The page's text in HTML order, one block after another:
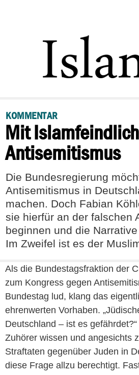
POLITIK
DEBATTE
PANORAMA
RECHT
FEUILLETON
KOMMENTAR
Mit
Antisemitismus
Die Bundesregierung
Antisemitismus in
machen. Doch Fabian
sie hierfür an der falschen
beginnen und die
Im Zweifel ist es der
Als die Bundestagsfraktion der
zum Kongress gegen
Bundestag lud, klang das
ehrenwerten Vorhaben.
Deutschland – ist es
Zuhörer wissen und angesichts
Straftaten gegenüber Juden in
diese Frage allzu berechtigt.